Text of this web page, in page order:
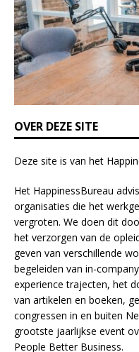
e
l
d
b
l
a
n
k
.
OVER DEZE SITE
Deze site is van het
Het HappinessBureau
organisaties die het
vergroten. We doen dit
het verzorgen van de
geven van verschillende
begeleiden van in-
experiencetrajecten, het
van artikelen en boeken,
congressen in en buiten
grootste jaarlijkse event
People Better Business.